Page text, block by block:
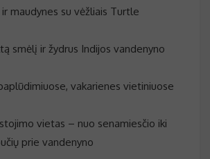
ir maudynes su vėžliais Turtle
smėlį ir žydrus Indijos vandenyno
vakarienes vietiniuose
vietas – nuo senamiesčio iki
prie vandenyno